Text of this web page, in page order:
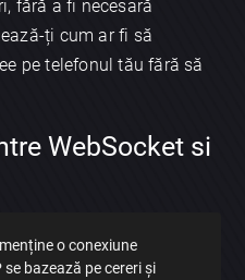
fără a fi necesară
ți cum ar fi să
pe telefonul tău fără să
WebSocket si
o conexiune
bazează pe cereri și